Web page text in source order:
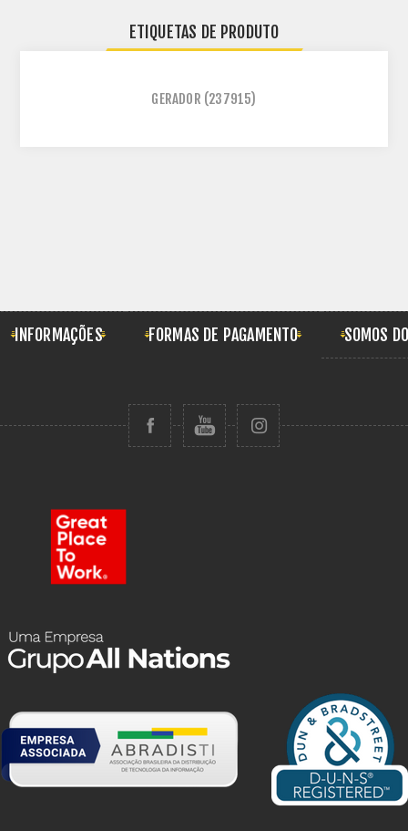
ETIQUETAS DE PRODUTO
GERADOR (237915)
INFORMAÇÕES FORMAS DE PAGAMENTO SOMOS